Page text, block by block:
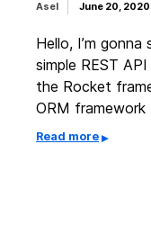
Asel June 20, 2020
Hello, I’m
simple REST
the Rocket
ORM
Read more